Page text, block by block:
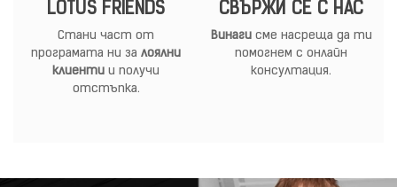
LOTUS FRIENDS
Стани част от
програмата ни за лоялни
клиенти и получи
отстъпка.
СВЪРЖИ СЕ С НАС
Винагисме насреща да ти
помогнем с онлайн
консултация.